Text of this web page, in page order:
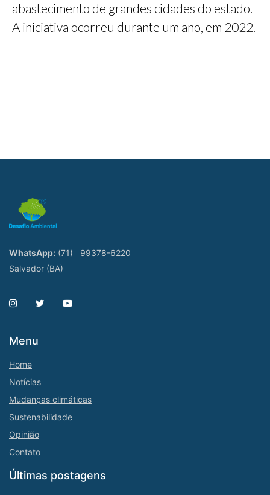
abastecimento de grandes cidades do estado.
A iniciativa ocorreu durante um ano, em 2022.
WhatsApp: (71)
99378-6220
Salvador (BA)
Menu
Home
Notícias
Mudanças climáticas
Sustenabilidade
Opinião
Contato
Últimas postagens